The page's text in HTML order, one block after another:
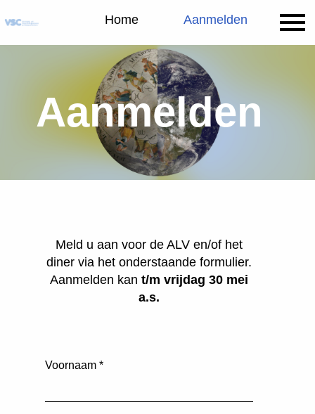
Programma Locatie
Home Aanmelden
Aanmelden
Meld u aan voor de ALV en/of het
diner via het onderstaande formulier.
Aanmelden kan t/m vrijdag 30 mei
a.s.
Voornaam *